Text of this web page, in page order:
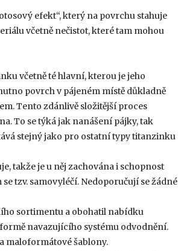
efekt“, který na povrchu stahuje
včetně nečistot, které tam mohou
včetně té hlavní, kterou je jeho
povrch v pájeném místě důkladně
Tento zdánlivě složitější proces
To se týká jak nanášení pájky, tak
stejný jako pro ostatní typy titanzinku
takže je u něj zachována i schopnost
tzv. samovyléčí. Nedoporučují se žádné
sortimentu a obohatil nabídku
navazujícího systému odvodnění.
maloformátové šablony.